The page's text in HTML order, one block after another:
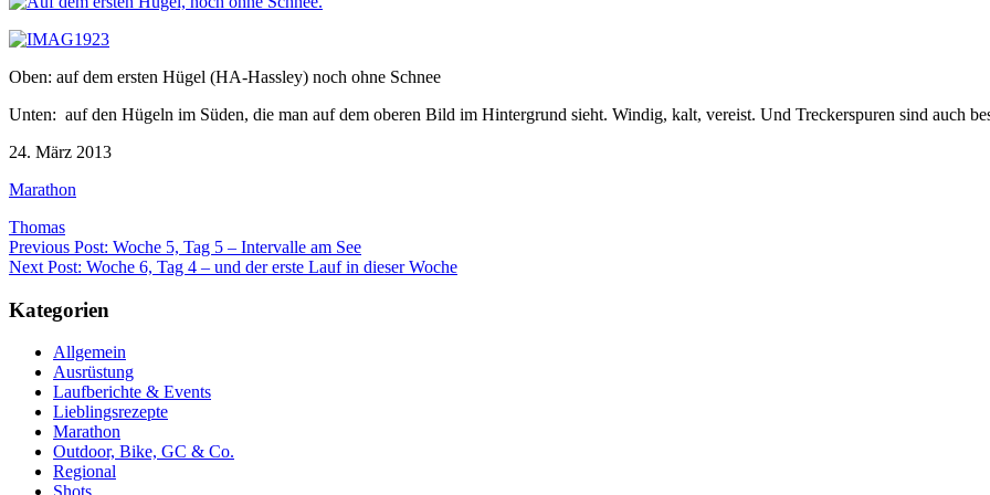
Oben: auf dem ersten Hügel (HA-Hassley) noch ohne Schnee
Unten: auf den Hügeln im Süden, die man auf dem oberen Bild im Hintergrund sieht. Windig, kalt, vereist. Und Treckerspuren sind auch
24. März 2013
Marathon
Thomas
Beitragsnavigation
Previous Post: Woche 5, Tag 5 – Intervalle am See
Next Post: Woche 6, Tag 4 – und der erste Lauf in dieser Woche
Kategorien
Allgemein
Ausrüstung
Laufberichte & Events
Lieblingsrezepte
Marathon
Outdoor, Bike, GC & Co.
Regional